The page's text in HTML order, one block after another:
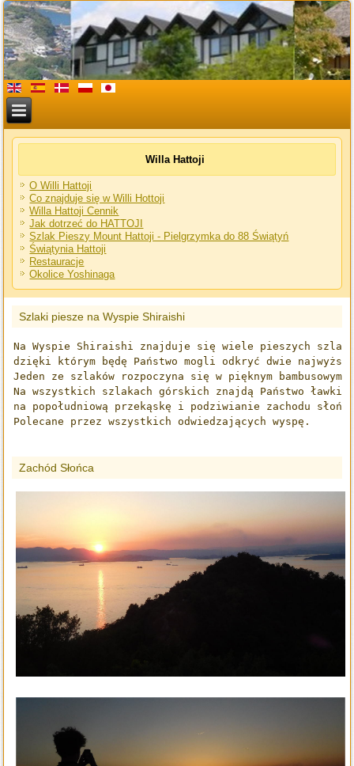
Willa Hattoji
O Willi Hattoji
Co znajduje się w Willi Hottoji
Willa Hattoji Cennik
Jak dotrzeć do HATTOJI
Szlak Pieszy Mount Hattoji - Pielgrzymka do 88 Świątyń
Świątynia Hattoji
Restauracje
Okolice Yoshinaga
Szlaki piesze na Wyspie Shiraishi
Na Wyspie Shiraishi znajduje się wiele pieszych
dzięki którym będę Państwo mogli odkryć dwie
Jeden ze szlaków rozpoczyna się w pięknym
Na wszystkich szlakach górskich znajdą Państwo
na popołudniową przekąskę i podziwianie zachodu
Polecane przez wszystkich odwiedzających wyspę.
Zachód Słońca